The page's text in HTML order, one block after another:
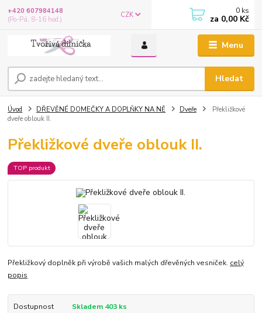
Menu
CZK
Hledat
+420 607984148
(Po-Pá, 8-16 hod.)
0 ks
za 0,00 Kč
Úvod DŘEVĚNÉ DOMEČKY A DOPLŇKY NA NĚ Dveře
Překližkové
dveře oblouk II.
Překližkové dveře oblouk II.
TOP produkt
Překližkový doplněk při výrobě vašich malých dřevěných vesniček. celý
popis
Dostupnost
Skladem 403 ks